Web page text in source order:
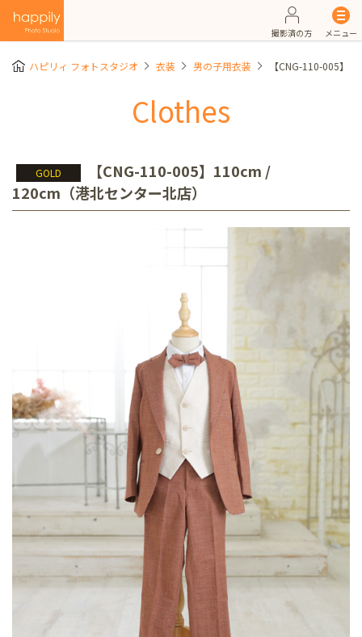
撮影済の方 メニュー
ハピリィ フォトスタジオ 衣装 男の子用衣装 【CNG-110-005】
Clothes
GOLD
【CNG-110-005】110cm /
120cm（港北センター北店）